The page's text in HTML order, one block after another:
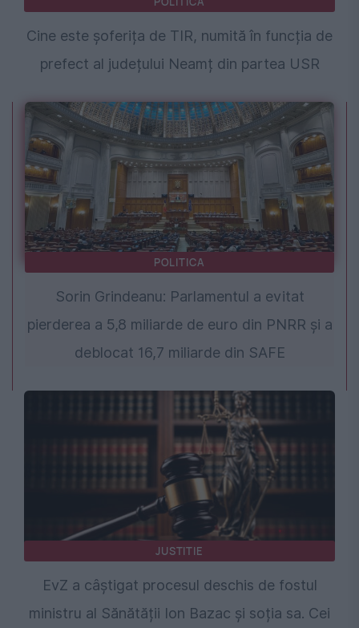
Cine este șoferița de TIR, numită în funcția de
prefect al județului Neamț din partea USR
POLITICA
Sorin Grindeanu: Parlamentul a evitat
pierderea a 5,8 miliarde de euro din PNRR și a
deblocat 16,7 miliarde din SAFE
JUSTITIE
EvZ a câștigat procesul deschis de fostul
ministru al Sănătății Ion Bazac și soția sa. Cei